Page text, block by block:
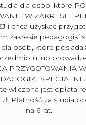
dla osób, które
W ZAKRESIE
i chcą uzyskać
zakresie pedagogiki
dla osób, które
lub
PRZYGOTOWANIA
SPECJALNEJ
wliczona jest opłata
Płatność za studia
na 6 rat.